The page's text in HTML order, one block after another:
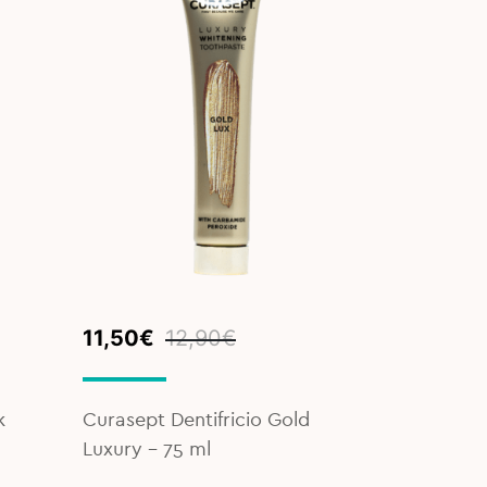
12,90€
Original
was:
12,90€.
11,50€
Current
is:
11,50€.
Curasept Dentifricio Gold
Luxury - 75 ml